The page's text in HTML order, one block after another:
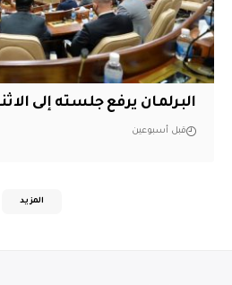
البرلمان يرفع جلسته إلى
قبل أسبوعين
المزيد